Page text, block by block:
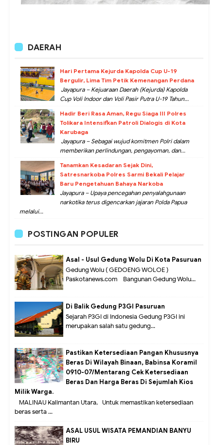
DAERAH
Hari Pertama Kejurda Kapolda Cup U-19
Bergulir, Lima Tim Petik Kemenangan Perdana
Jayapura – Kejuaraan Daerah (Kejurda) Kapolda
Cup Voli Indoor dan Voli Pasir Putra U-19 Tahun...
Hadir Beri Rasa Aman, Regu Siaga III Polres
Tolikara Intensifkan Patroli Dialogis di Kota
Karubaga
Jayapura – Sebagai wujud komitmen Polri dalam
memberikan perlindungan, pengayoman, dan...
Tanamkan Kesadaran Sejak Dini,
Satresnarkoba Polres Sarmi Bekali Pelajar
Baru Pengetahuan Bahaya Narkoba
Jayapura – Upaya pencegahan penyalahgunaan
narkotika terus digencarkan jajaran Polda Papua
melalui...
POSTINGAN POPULER
Asal - Usul Gedung Wolu Di Kota Pasuruan
Gedung Wolu ( GEDOENG WOLOE )
Paskotanews.com - Bangunan Gedung Wolu...
Di Balik Gedung P3GI Pasuruan
Sejarah P3GI di Indonesia Gedung P3GI ini
merupakan salah satu gedung...
Pastikan Ketersediaan Pangan Khususnya
Beras Di Wilayah Binaan, Babinsa Koramil
0910-07/Mentarang Cek Ketersediaan
Beras Dan Harga Beras Di Sejumlah Kios
Milik Warga.
MALINAU Kalimantan Utara,- Untuk memastikan ketersediaan
beras serta ...
ASAL USUL WISATA PEMANDIAN BANYU
BIRU